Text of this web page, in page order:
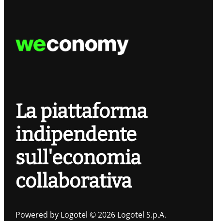
La piattaforma
indipendente
sull'economia
collaborativa
Powered by Logotel © 2026 Logotel S.p.A.